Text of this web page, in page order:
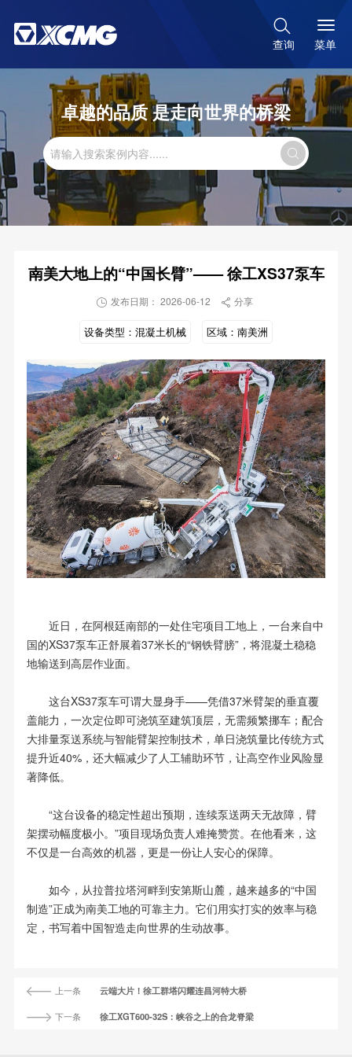

查询 菜单
卓越的品质 是走向世界的桥梁

南美大地上的“中国长臂”—— 徐工XS37泵车
 发布日期： 2026-06-12  分享
设备类型： 混凝土机械 区域： 南美洲
近日，在阿根廷南部的一处住宅项目工地上，一台来自中
国的XS37泵车正舒展着37米长的“钢铁臂膀”，将混凝土稳稳
地输送到高层作业面。
这台XS37泵车可谓大显身手——凭借37米臂架的垂直覆
盖能力，一次定位即可浇筑至建筑顶层，无需频繁挪车；配合
大排量泵送系统与智能臂架控制技术，单日浇筑量比传统方式
提升近40%，还大幅减少了人工辅助环节，让高空作业风险显
著降低。
“这台设备的稳定性超出预期，连续泵送两天无故障，臂
架摆动幅度极小。”项目现场负责人难掩赞赏。在他看来，这
不仅是一台高效的机器，更是一份让人安心的保障。
如今，从拉普拉塔河畔到安第斯山麓，越来越多的“中国
制造”正成为南美工地的可靠主力。它们用实打实的效率与稳
定，书写着中国智造走向世界的生动故事。
上一条 云端大片！徐工群塔闪耀连昌河特大桥
下一条 徐工XGT600-32S：峡谷之上的合龙脊梁